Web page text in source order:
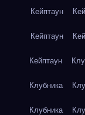
Кейптаун
Кейптаун
Кейптаун
Клубника
Клубника